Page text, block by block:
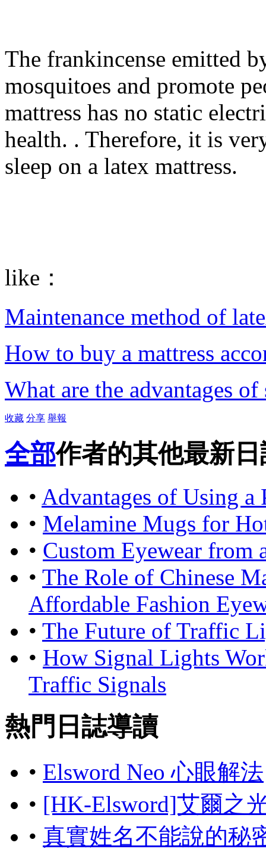
The frankincense emitted
mosquitoes and promote
mattress has no static
health. . Therefore, it is
sleep on a latex mattress.
like：
Maintenance method of
How to buy a mattress
What are the advantages of
收藏 分享 舉報
全部作者的其他最新日
• Advantages of Using
• Melamine Mugs for
• Custom Eyewear from
• The Role of Chinese
Affordable Fashion
• The Future of Traffic
• How Signal Lights
Traffic Signals
熱門日誌導讀
• Elsword Neo 心眼解法
• [HK-Elsword]艾爾之
• 真實姓名不能說的秘